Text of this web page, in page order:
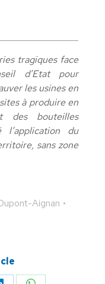
tragiques face
d’Etat pour
les usines en
à produire en
des bouteilles
l’application du
sans zone
Aignan